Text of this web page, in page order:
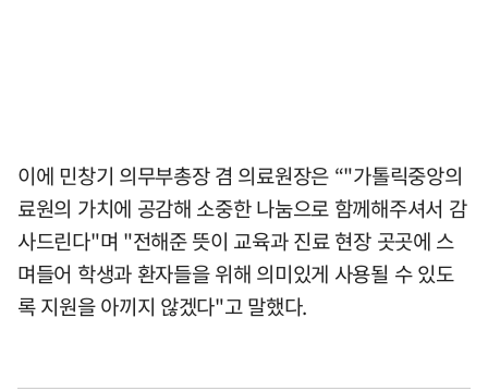
이에 민창기 의무부총장 겸 의료원장은 “"가톨릭중앙의
료원의 가치에 공감해 소중한 나눔으로 함께해주셔서 감
사드린다"며 "전해준 뜻이 교육과 진료 현장 곳곳에 스
며들어 학생과 환자들을 위해 의미있게 사용될 수 있도
록 지원을 아끼지 않겠다"고 말했다.